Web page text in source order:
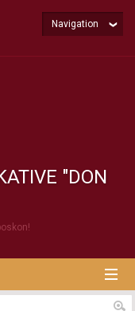
"DON
Navigation